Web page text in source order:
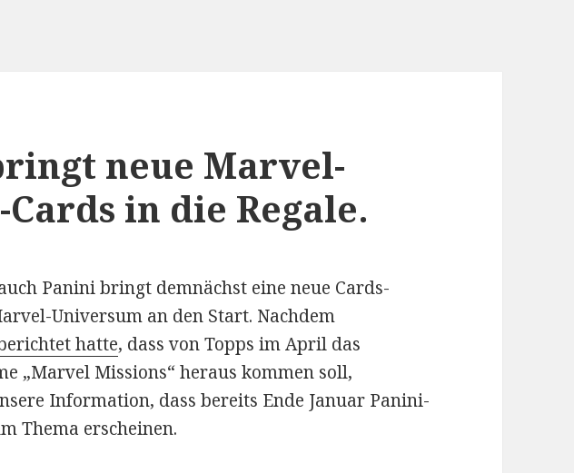
neue Marvel-
in die Regale.
Panini bringt demnächst eine neue Cards-
Universum an den Start. Nachdem
hatte, dass von Topps im April das
„Marvel Missions“ heraus kommen soll,
Information, dass bereits Ende Januar Panini-
Thema erscheinen.